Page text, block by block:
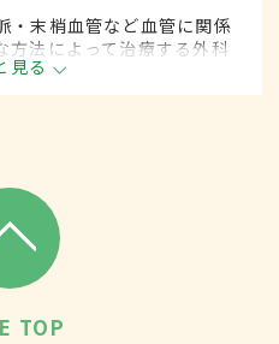
・末梢血管など血管に関係
方法によって治療する外科
見る
TOP